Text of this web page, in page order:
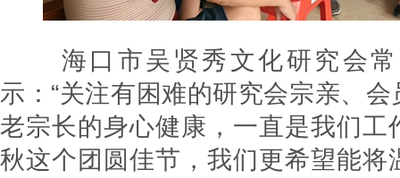
海口市吴贤秀文化研究会常
示：“关注有困难的研究会宗亲、
老宗长的身心健康，一直是我们工
秋这个团圆佳节，我们更希望能将